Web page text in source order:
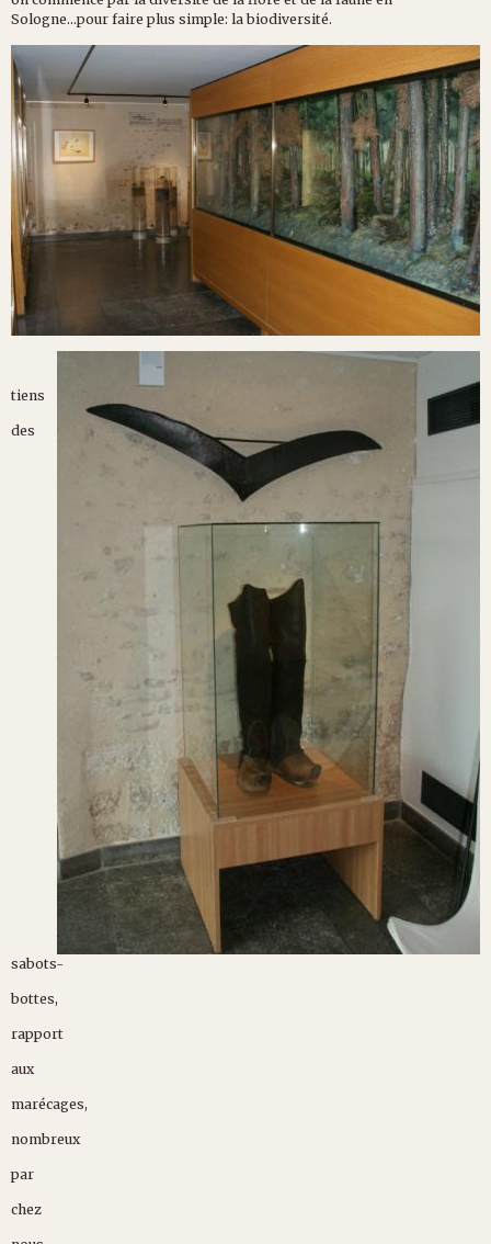
Sologne...pour faire plus simple: la biodiversité.
tiens
des
sabots-
bottes,
rapport
aux
marécages,
nombreux
par
chez